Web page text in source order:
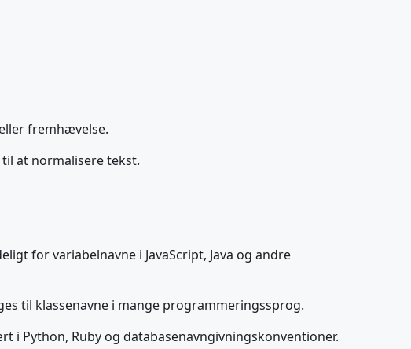
fremhævelse.
at normalisere tekst.
for variabelnavne i JavaScript, Java og andre
til klassenavne i mange programmeringssprog.
Python, Ruby og databasenavngivningskonventioner.